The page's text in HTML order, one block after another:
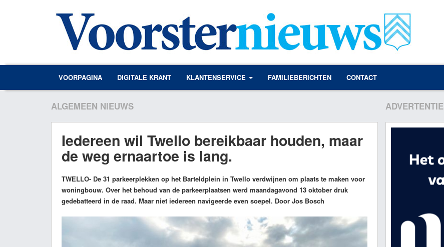
VOORPAGINA DIGITALE KRANT KLANTENSERVICE FAMILIEBERICHTEN CONTACT
ALGEMEEN NIEUWS
Iedereen wil Twello bereikbaar houden, maar
de weg ernaartoe is lang.
TWELLO- De 31 parkeerplekken op het Barteldplein in Twello verdwijnen om plaats te maken voor
woningbouw. Over het behoud van de parkeerplaatsen werd maandagavond 13 oktober druk
gedebatteerd in de raad. Maar niet iedereen navigeerde even soepel. Door Jos Bosch
ADVERTENTIE